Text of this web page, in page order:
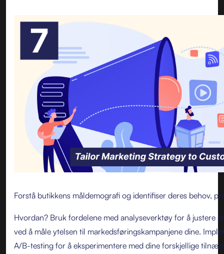
Forstå butikkens måldemografi og identifiser deres behov,
Hvordan? Bruk fordelene med analyseverktøy for å justere
ved å måle ytelsen til markedsføringskampanjene dine.
A/B-testing for å eksperimentere med dine forskjellige